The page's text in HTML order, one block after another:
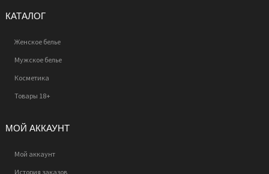
КАТАЛОГ
Женское белье
Мужское белье
Косметика
Товары 18+
МОЙ АККАУНТ
Мой аккаунт
История заказов